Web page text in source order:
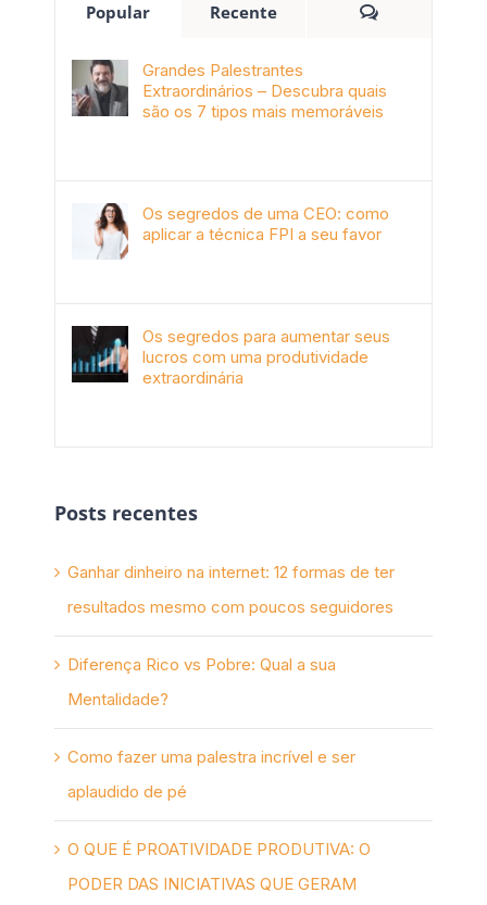
Popular Recente
Grandes Palestrantes
Extraordinários – Descubra quais
são os 7 tipos mais memoráveis
Os segredos de uma CEO: como
aplicar a técnica FPI a seu favor
Os segredos para aumentar seus
lucros com uma produtividade
extraordinária
Posts recentes
Ganhar dinheiro na internet: 12 formas de ter
resultados mesmo com poucos seguidores
Diferença Rico vs Pobre: Qual a sua
Mentalidade?
Como fazer uma palestra incrível e ser
aplaudido de pé
O QUE É PROATIVIDADE PRODUTIVA: O
PODER DAS INICIATIVAS QUE GERAM